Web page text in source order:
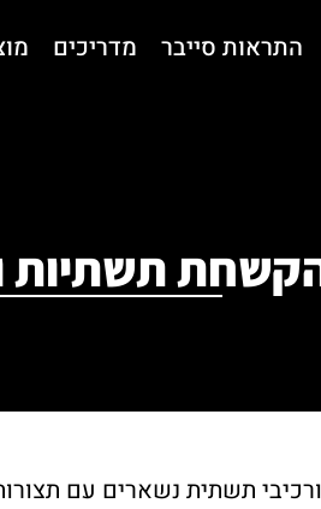
התראות סייבר מדריכים
תשתיות
תשתית נשארים עם